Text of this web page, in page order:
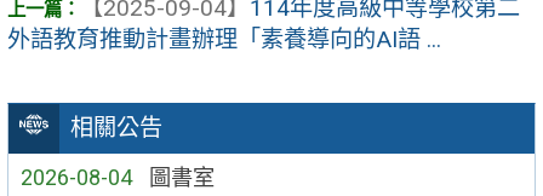
相關公告
2026-08-04 圖書室
【2025-09-04】 114年度高級中等學校第二
外語教育推動計畫辦理「素養導向的AI語 ...